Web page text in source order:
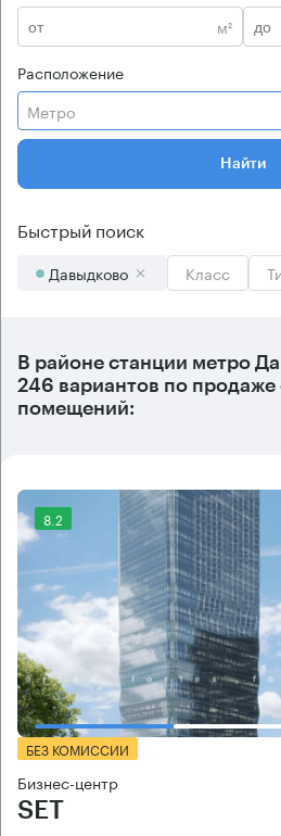
м²
Расположение
Метро
Найти
Быстрый поиск
Давыдково Класс
В районе станции метро
246 вариантов по
помещений:
8.2
БЕЗ КОМИССИИ
Бизнес-центр
SET